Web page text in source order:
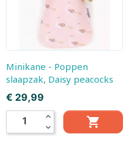
Minikane - Poppen
slaapzak, Daisy peacocks
Prijs
€ 29,99
expand_less
expand_more
